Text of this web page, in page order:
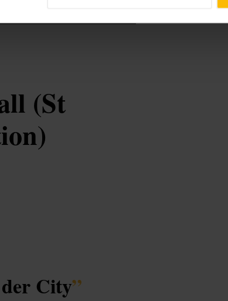
architecture/roman-fort-of-londiniu
(St
City”